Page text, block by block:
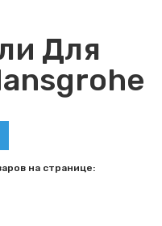
Для
на странице: